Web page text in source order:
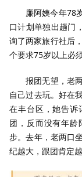
廉阿姨今年78
口计划单独出趟门
询了两家旅行社后
个要求75岁以上必
报团无望，老
自己过去玩。好在
在丰台区，她告诉
团，反而没有年
步。去年，老两口
纪越大，跟团肯定